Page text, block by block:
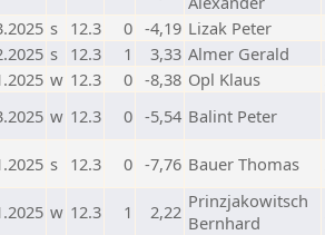
s 12.3 0 -4,19 Lizak Peter
s 12.3 1 3,33 Almer Gerald
w 12.3 0 -8,38 Opl Klaus
w 12.3 0 -5,54 Balint Peter
s 12.3 0 -7,76 Bauer Thomas
w 12.3 1 2,22 Prinzjakowitsch
Bernhard